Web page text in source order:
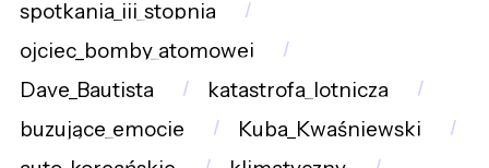
spotkania_iii_stopnia
ojciec_bomby_atomowej
Dave_Bautista
katastrofa_lotnicza
buzujące_emocje
Kuba_Kwaśniewski